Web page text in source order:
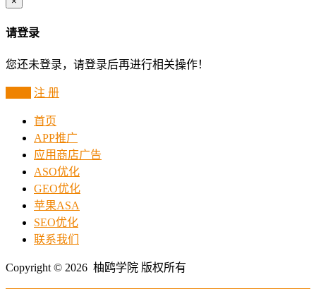
请登录
您还未登录，请登录后再进行相关操作！
注 册
首页
APP推广
应用商店广告
ASO优化
GEO优化
苹果ASA
SEO优化
联系我们
Copyright © 2026 柚鸥学院 版权所有